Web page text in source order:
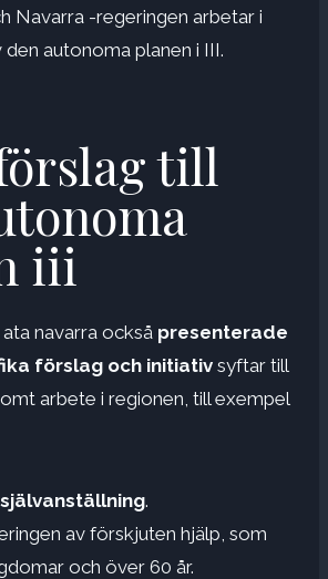
Navarra -regeringen arbetar i
autonoma planen i III.
till
iii
navarra också presenterade
förslag och initiativ syftar till
arbete i regionen, till exempel
.
av förskjuten hjälp, som
och över 60 år.